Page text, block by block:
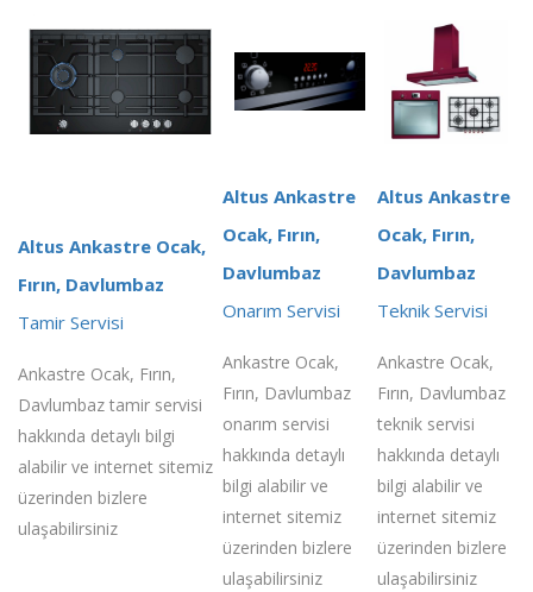
Altus Ankastre Ocak,
Fırın, Davlumbaz
Tamir Servisi
Ankastre Ocak, Fırın,
Davlumbaz tamir servisi
hakkında detaylı bilgi
alabilir ve internet sitemiz
üzerinden bizlere
ulaşabilirsiniz
Altus Ankastre
Ocak, Fırın,
Davlumbaz
Onarım Servisi
Ankastre Ocak,
Fırın, Davlumbaz
onarım servisi
hakkında detaylı
bilgi alabilir ve
internet sitemiz
üzerinden bizlere
ulaşabilirsiniz
Altus Ankastre
Ocak, Fırın,
Davlumbaz
Teknik Servisi
Ankastre Ocak,
Fırın, Davlumbaz
teknik servisi
hakkında detaylı
bilgi alabilir ve
internet sitemiz
üzerinden bizlere
ulaşabilirsiniz